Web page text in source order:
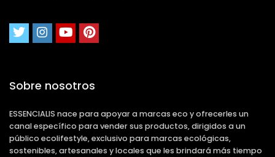
Sobre nosotros
ESSENCIALIS nace para apoyar a marcas eco y ofrecerles un
canal específico para vender sus productos, dirigidos a un
público ecolifestyle, exclusivo para marcas ecológicas,
sostenibles, artesanales y locales que les brindará más tiempo